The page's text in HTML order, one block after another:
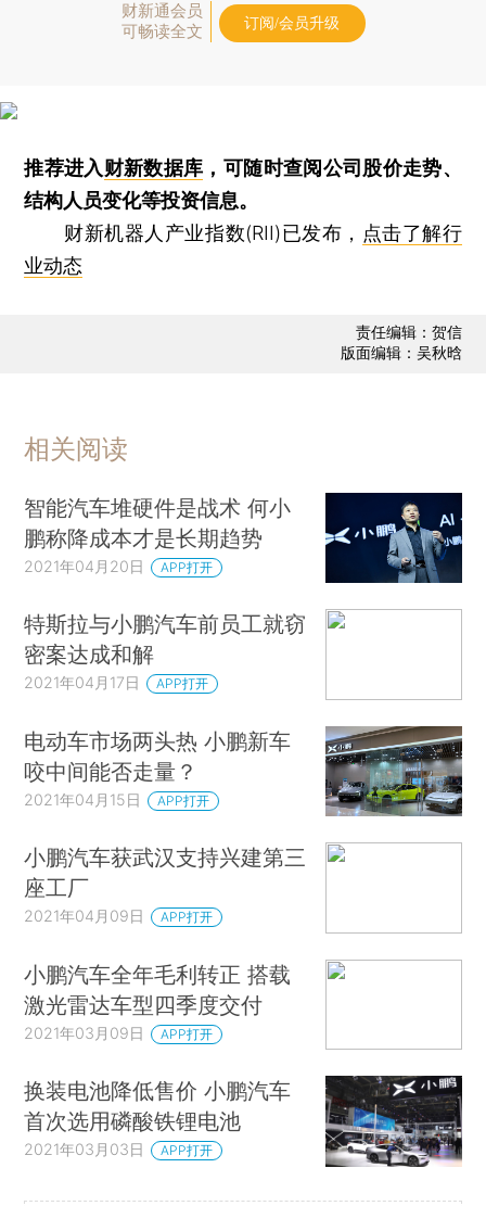
财新通会员
可畅读全文
订阅/会员升级
推荐进入财新数据库 ，可随时查阅公司股价走势、
结构人员变化等投资信息。
财新机器人产业指数(RII)已发布， 点击了解行
业动态
责任编辑：贺信
版面编辑：吴秋晗
相关阅读
智能汽车堆硬件是战术 何小
鹏称降成本才是长期趋势
2021年04月20日 APP打开
特斯拉与小鹏汽车前员工就窃
密案达成和解
2021年04月17日 APP打开
电动车市场两头热 小鹏新车
咬中间能否走量？
2021年04月15日 APP打开
小鹏汽车获武汉支持兴建第三
座工厂
2021年04月09日 APP打开
小鹏汽车全年毛利转正 搭载
激光雷达车型四季度交付
2021年03月09日 APP打开
换装电池降低售价 小鹏汽车
首次选用磷酸铁锂电池
2021年03月03日 APP打开